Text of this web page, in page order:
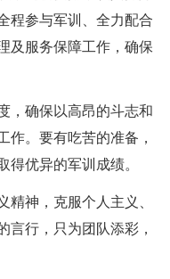
程参与军训、全力配合
及服务保障工作，确保
，确保以高昂的斗志和
作。要有吃苦的准备，
得优异的军训成绩。
精神，克服个人主义、
言行，只为团队添彩，